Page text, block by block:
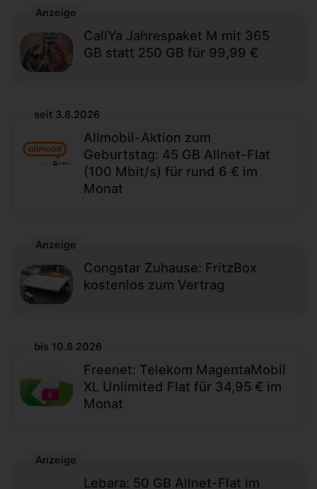
Anzeige
CallYa Jahrespaket M mit 365
GB statt 250 GB für 99,99 €
seit 3.8.2026
Allmobil-Aktion zum
Geburtstag: 45 GB Allnet-Flat
(100 Mbit/s) für rund 6 € im
Monat
Anzeige
Congstar Zuhause: FritzBox
kostenlos zum Vertrag
bis 10.8.2026
Freenet: Telekom MagentaMobil
XL Unlimited Flat für 34,95 € im
Monat
Anzeige
Lebara: 50 GB Allnet-Flat im